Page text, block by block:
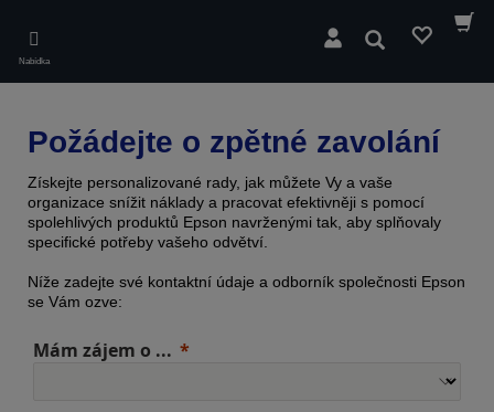
main
content
Nabídka
Hledat
Požádejte o zpětné zavolání
Získejte personalizované rady, jak můžete Vy a vaše
organizace snížit náklady a pracovat efektivněji s pomocí
spolehlivých produktů Epson navrženými tak, aby splňovaly
specifické potřeby vašeho odvětví.
Níže zadejte své kontaktní údaje a odborník společnosti Epson
se Vám ozve:
Mám zájem o ...